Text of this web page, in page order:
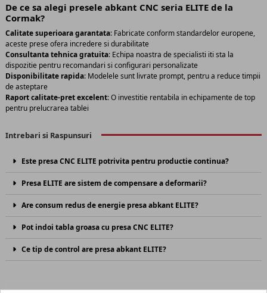
De ce sa alegi presele abkant CNC seria ELITE de la
Cormak?
Calitate superioara garantata: Fabricate conform standardelor europene,
aceste prese ofera incredere si durabilitate
Consultanta tehnica gratuita: Echipa noastra de specialisti iti sta la
dispozitie pentru recomandari si configurari personalizate
Disponibilitate rapida: Modelele sunt livrate prompt, pentru a reduce timpii
de asteptare
Raport calitate-pret excelent: O investitie rentabila in echipamente de top
pentru prelucrarea tablei
Intrebari si Raspunsuri
Este presa CNC ELITE potrivita pentru productie continua?
Presa ELITE are sistem de compensare a deformarii?
Are consum redus de energie presa abkant ELITE?
Pot indoi tabla groasa cu presa CNC ELITE?
Ce tip de control are presa abkant ELITE?